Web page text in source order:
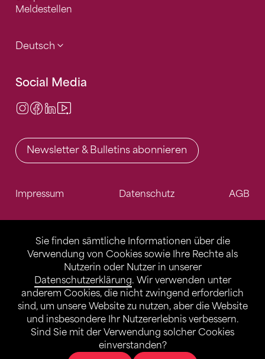
Sie finden sämtliche Informationen über die
Verwendung von Cookies sowie Ihre Rechte als
Nutzerin oder Nutzer in unserer
Datenschutzerklärung. Wir verwenden unter
anderem Cookies, die nicht zwingend erforderlich
sind, um unsere Website zu nutzen, aber die Website
und insbesondere Ihr Nutzererlebnis verbessern.
Sind Sie mit der Verwendung solcher Cookies
einverstanden?
Meldestellen
Deutsch
Social Media
Instagram
Facebook
LinkedIn
Newsletter & Bulletins abonnieren
Impressum Datenschutz AGB